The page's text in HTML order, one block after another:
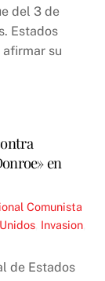
del 3 de
Estados
afirmar su
en
Comunista
Invasion
de Estados